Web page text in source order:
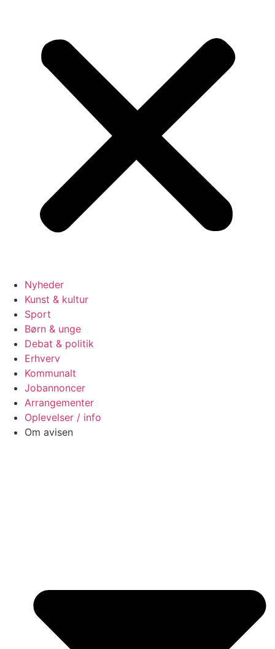
Nyheder
Kunst & kultur
Sport
Børn & unge
Debat & politik
Erhverv
Kommunalt
Jobannoncer
Arrangementer
Oplevelser / info
Om avisen